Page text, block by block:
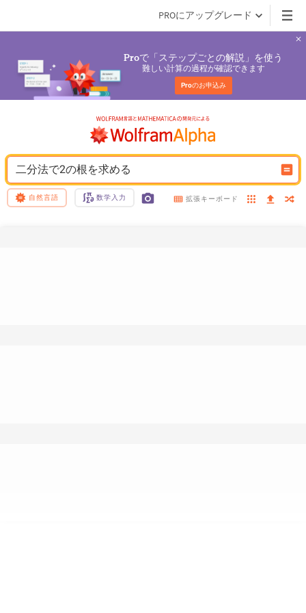
PROにアップグレード
Proで「ステップごとの解説」を使う
難しい計算の過程が確認できます
Proのお申込み
二分法で2の根を求める
自然言語 数学入力 拡張キーボード